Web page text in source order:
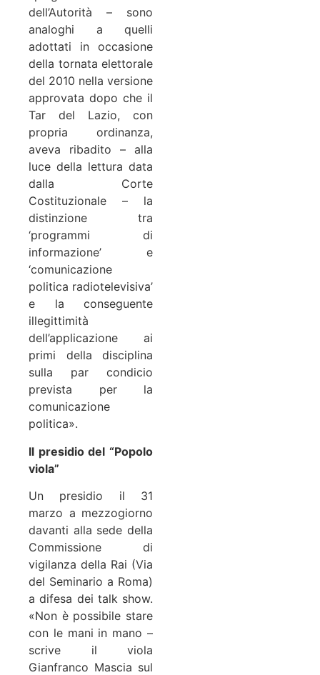
dell’Autorità – sono
analoghi a quelli
adottati in occasione
della tornata elettorale
del 2010 nella versione
approvata dopo che il
Tar del Lazio, con
propria ordinanza,
aveva ribadito – alla
luce della lettura data
dalla Corte
Costituzionale – la
distinzione tra
‘programmi di
informazione’ e
‘comunicazione
politica radiotelevisiva’
e la conseguente
illegittimità
dell’applicazione ai
primi della disciplina
sulla par condicio
prevista per la
comunicazione
politica».
Il presidio del “Popolo
viola”
Un presidio il 31
marzo a mezzogiorno
davanti alla sede della
Commissione di
vigilanza della Rai (Via
del Seminario a Roma)
a difesa dei talk show.
«Non è possibile stare
con le mani in mano –
scrive il viola
Gianfranco Mascia sul